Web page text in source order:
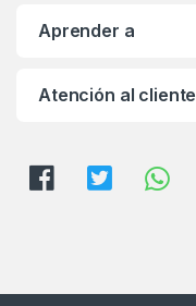
Aprender a
Atención al cliente